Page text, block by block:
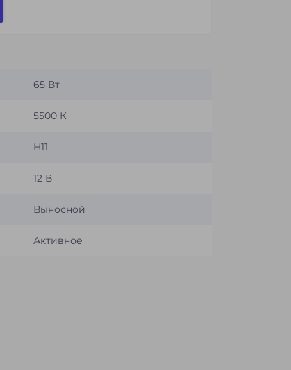
65 Вт
5500 К
H11
12 В
Выносной
Активное